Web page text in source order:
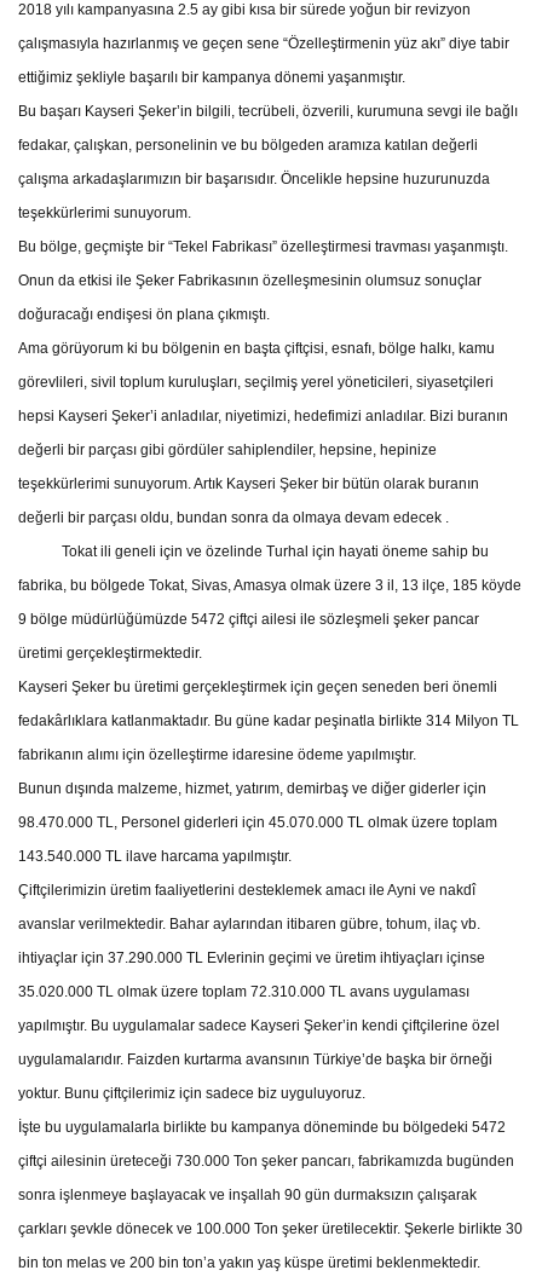
2018 yılı kampanyasına 2.5 ay gibi kısa bir sürede yoğun bir revizyon
çalışmasıyla hazırlanmış ve geçen sene “Özelleştirmenin yüz akı” diye tabir
ettiğimiz şekliyle başarılı bir kampanya dönemi yaşanmıştır.
Bu başarı Kayseri Şeker’in bilgili, tecrübeli, özverili, kurumuna sevgi ile bağlı
fedakar, çalışkan, personelinin ve bu bölgeden aramıza katılan değerli
çalışma arkadaşlarımızın bir başarısıdır. Öncelikle hepsine huzurunuzda
teşekkürlerimi sunuyorum.
Bu bölge, geçmişte bir “Tekel Fabrikası” özelleştirmesi travması yaşanmıştı.
Onun da etkisi ile Şeker Fabrikasının özelleşmesinin olumsuz sonuçlar
doğuracağı endişesi ön plana çıkmıştı.
Ama görüyorum ki bu bölgenin en başta çiftçisi, esnafı, bölge halkı, kamu
görevlileri, sivil toplum kuruluşları, seçilmiş yerel yöneticileri, siyasetçileri
hepsi Kayseri Şeker’i anladılar, niyetimizi, hedefimizi anladılar. Bizi buranın
değerli bir parçası gibi gördüler sahiplendiler, hepsine, hepinize
teşekkürlerimi sunuyorum. Artık Kayseri Şeker bir bütün olarak buranın
değerli bir parçası oldu, bundan sonra da olmaya devam edecek .
Tokat ili geneli için ve özelinde Turhal için hayati öneme sahip bu
fabrika, bu bölgede Tokat, Sivas, Amasya olmak üzere 3 il, 13 ilçe, 185 köyde
9 bölge müdürlüğümüzde 5472 çiftçi ailesi ile sözleşmeli şeker pancar
üretimi gerçekleştirmektedir.
Kayseri Şeker bu üretimi gerçekleştirmek için geçen seneden beri önemli
fedakârlıklara katlanmaktadır. Bu güne kadar peşinatla birlikte 314 Milyon TL
fabrikanın alımı için özelleştirme idaresine ödeme yapılmıştır.
Bunun dışında malzeme, hizmet, yatırım, demirbaş ve diğer giderler için
98.470.000 TL, Personel giderleri için 45.070.000 TL olmak üzere toplam
143.540.000 TL ilave harcama yapılmıştır.
Çiftçilerimizin üretim faaliyetlerini desteklemek amacı ile Ayni ve nakdî
avanslar verilmektedir. Bahar aylarından itibaren gübre, tohum, ilaç vb.
ihtiyaçlar için 37.290.000 TL Evlerinin geçimi ve üretim ihtiyaçları içinse
35.020.000 TL olmak üzere toplam 72.310.000 TL avans uygulaması
yapılmıştır. Bu uygulamalar sadece Kayseri Şeker’in kendi çiftçilerine özel
uygulamalarıdır. Faizden kurtarma avansının Türkiye’de başka bir örneği
yoktur. Bunu çiftçilerimiz için sadece biz uyguluyoruz.
İşte bu uygulamalarla birlikte bu kampanya döneminde bu bölgedeki 5472
çiftçi ailesinin üreteceği 730.000 Ton şeker pancarı, fabrikamızda bugünden
sonra işlenmeye başlayacak ve inşallah 90 gün durmaksızın çalışarak
çarkları şevkle dönecek ve 100.000 Ton şeker üretilecektir. Şekerle birlikte 30
bin ton melas ve 200 bin ton’a yakın yaş küspe üretimi beklenmektedir.